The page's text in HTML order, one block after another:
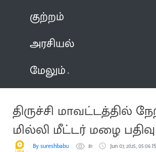
குற்றம்
அரசியல்
மேலும்
திருச்சி மாவட்டத்தில்
மில்லி மீட்டர் மழை பதிவு
By sureshbabu 81 Jun 07, 2025, 05:06